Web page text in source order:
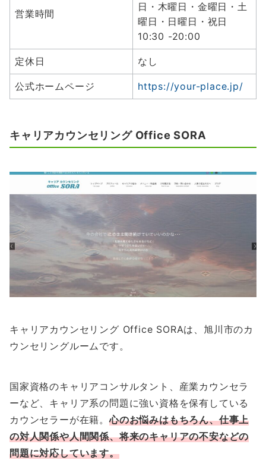
営業時間
日・木曜日・金曜日・土
曜日・日曜日・祝日
10:30 -20:00
定休日 なし
公式ホームページ https://your-place.jp/
キャリアカウンセリング Office SORA
キャリアカウンセリング Office SORAは、旭川市のカ
ウンセリングルームです。
国家資格のキャリアコンサルタント、産業カウンセラ
ーなど、キャリア系の問題に強い資格を保有している
カウンセラーが在籍。心のお悩みはもちろん、仕事上
の対人関係や人間関係、将来のキャリアの不安などの
問題に対応しています。